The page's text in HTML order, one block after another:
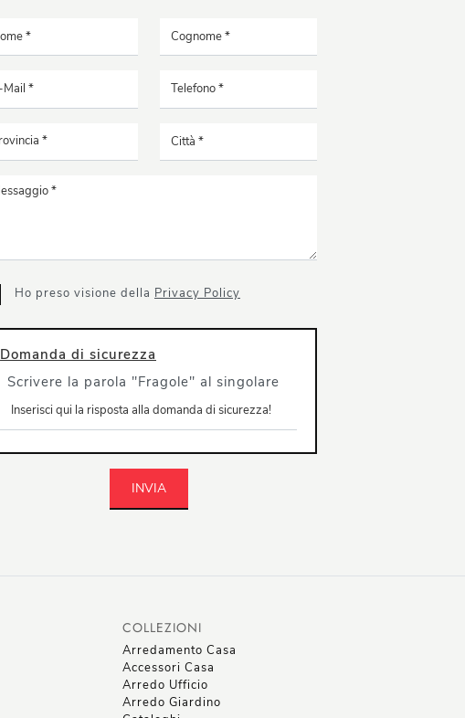
Ho preso visione della Privacy Policy
Domanda di sicurezza
Scrivere la parola "Fragole" al singolare
INVIA
COLLEZIONI
Arredamento Casa
Accessori Casa
Arredo Ufficio
Arredo Giardino